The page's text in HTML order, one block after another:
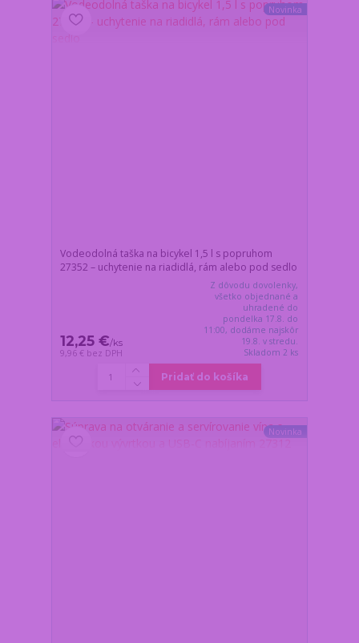
Novinka
Vodeodolná taška na bicykel 1,5 l s popruhom
27352 – uchytenie na riadidlá, rám alebo pod sedlo
12,25 €/ks
9,96 € bez DPH
Z dôvodu dovolenky,
všetko objednané a
uhradené do
pondelka 17.8. do
11:00, dodáme najskôr
19.8. v stredu.
Skladom 2 ks
Pridať do košíka
Novinka